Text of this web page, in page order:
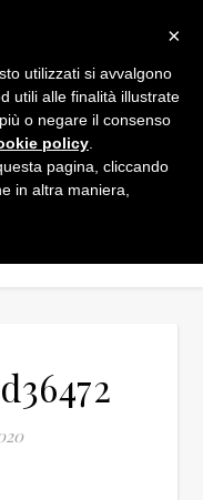
×
utilizzati si avvalgono
utili alle finalità illustrate
o negare il consenso
policy
pagina, cliccando
in altra maniera,